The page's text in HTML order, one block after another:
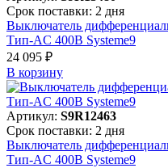
Срок поставки: 2 дня
Выключатель
Тип-AC 400В Systeme9
24 095 ₽
В корзинy
Артикул: S9R12463
Срок поставки: 2 дня
Выключатель
Тип-AC 400В Systeme9